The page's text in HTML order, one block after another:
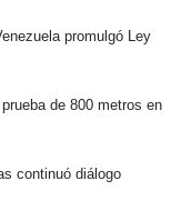
promulgó Ley
de 800 metros en
continuó diálogo